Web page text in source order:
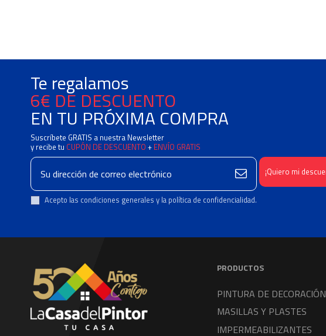
Acepto las condiciones generales y la política de confidencialidad.
Te regalamos
6€ DE DESCUENTO
EN TU PRÓXIMA COMPRA
Suscríbete GRATIS a nuestra Newsletter
y recibe tu CUPÓN DE DESCUENTO + ENVÍO GRATIS
PRODUCTOS
PINTURA DE DECORACIÓN
MASILLAS Y PLASTES
IMPERMEABILIZANTES